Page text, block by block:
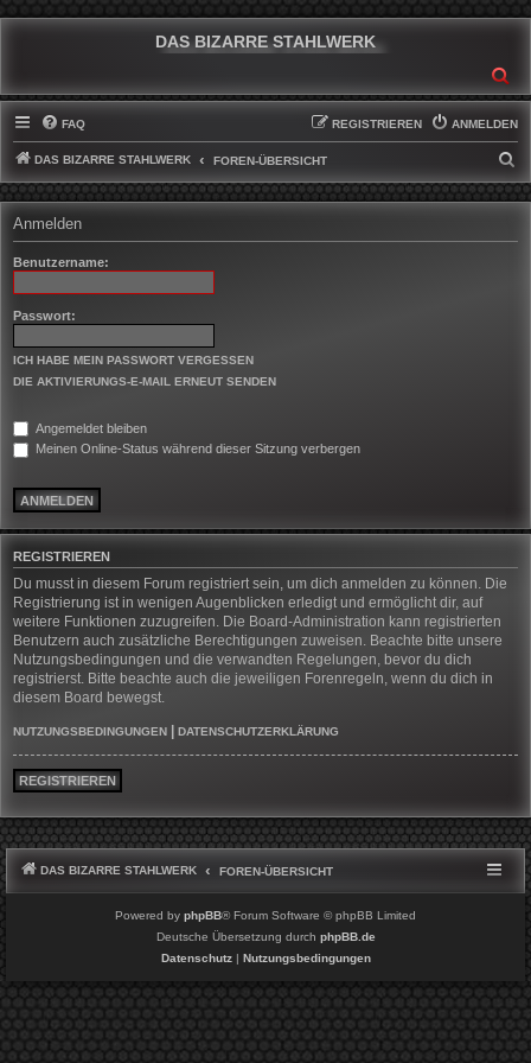
DAS BIZARRE STAHLWERK
FAQ ANMELDEN
REGISTRIEREN
DAS BIZARRE STAHLWERK FOREN-ÜBERSICHT
U
H
Anmelden
Benutzername:
Passwort:
ICH HABE MEIN PASSWORT VERGESSEN
DIE AKTIVIERUNGS-E-MAIL ERNEUT SENDEN
Angemeldet bleiben
Meinen Online-Status während dieser Sitzung verbergen
REGISTRIEREN
Du musst in diesem Forum registriert sein, um dich anmelden zu können. Die
Registrierung ist in wenigen Augenblicken erledigt und ermöglicht dir, auf
weitere Funktionen zuzugreifen. Die Board-Administration kann registrierten
Benutzern auch zusätzliche Berechtigungen zuweisen. Beachte bitte unsere
Nutzungsbedingungen und die verwandten Regelungen, bevor du dich
registrierst. Bitte beachte auch die jeweiligen Forenregeln, wenn du dich in
diesem Board bewegst.
NUTZUNGSBEDINGUNGEN DATENSCHUTZERKLÄRUNG
REGISTRIEREN
DAS BIZARRE STAHLWERK FOREN-ÜBERSICHT
Powered by phpBB® Forum Software © phpBB Limited
Deutsche Übersetzung durch phpBB.de
Datenschutz| Nutzungsbedingungen